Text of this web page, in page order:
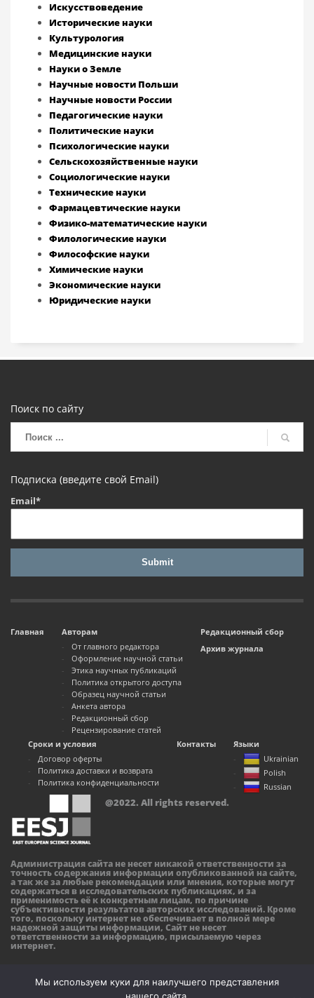
Искусствоведение
Исторические науки
Культурология
Медицинские науки
Науки о Земле
Научные новости Польши
Научные новости России
Педагогические науки
Политические науки
Психологические науки
Сельскохозяйственные науки
Социологические науки
Технические науки
Фармацевтические науки
Физико-математические науки
Филологические науки
Философские науки
Химические науки
Экономические науки
Юридические науки
Поиск по сайту
Подписка (введите свой Email)
Email*
Главная
Авторам
От главного редактора
Оформление научной статьи
Этика научных публикаций
Политика открытого доступа
Образец научной статьи
Анкета автора
Редакционный сбор
Рецензирование статей
Редакционный сбор
Архив журнала
Сроки и условия
Договор оферты
Политика доставки и возврата
Политика конфиденциальности
Контакты
Языки
Ukrainian
Polish
Russian
@2022. All rights reserved.
Администрация сайта не несет никакой ответственности за
точность содержания информации опубликованной на сайте,
а так же за любые рекомендации или мнения, которые могут
содержаться в исследовательских публикациях, и за
применимость её к конкретным лицам, по причине
субъективности результатов авторских исследований. Кроме
того, поскольку интернет не обеспечивает в полной мере
надежной защиты информации, Сайт не несет
ответственности за информацию, присылаемую через
интернет.
Мы используем куки для наилучшего представления